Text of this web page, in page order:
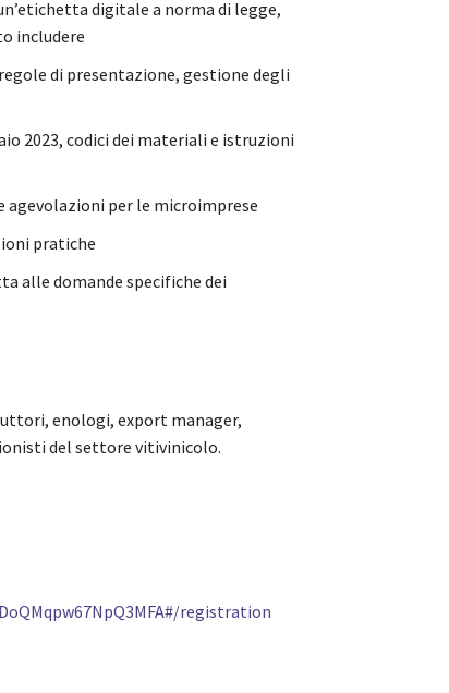
digitale a norma di legge,
includere
di presentazione, gestione degli
2023, codici dei materiali e istruzioni
agevolazioni per le microimprese
pratiche
alle domande specifiche dei
enologi, export manager,
del settore vitivinicolo.
registration